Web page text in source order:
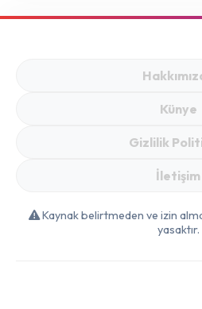
Künye
Gizlilik
İletişim
Kaynak belirtmeden ve izin
yasaktır.